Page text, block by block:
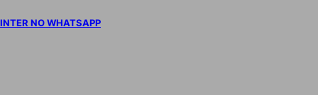
INTER NO WHATSAPP